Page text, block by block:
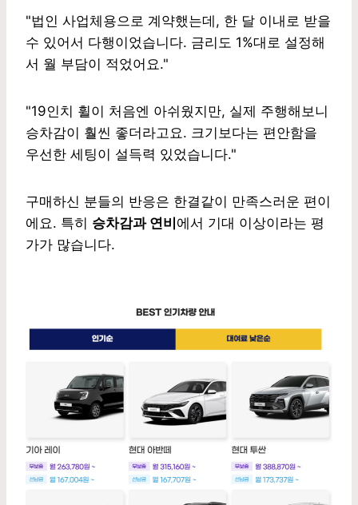
"법인 사업체용으로 계약했는데, 한 달 이내로 받을
수 있어서 다행이었습니다. 금리도 1%대로 설정해
서 월 부담이 적었어요."
"19인치 휠이 처음엔 아쉬웠지만, 실제 주행해보니
승차감이 훨씬 좋더라고요. 크기보다는 편안함을
우선한 세팅이 설득력 있었습니다."
구매하신 분들의 반응은 한결같이 만족스러운 편이
에요. 특히 승차감과 연비 에서 기대 이상이라는 평
가가 많습니다.